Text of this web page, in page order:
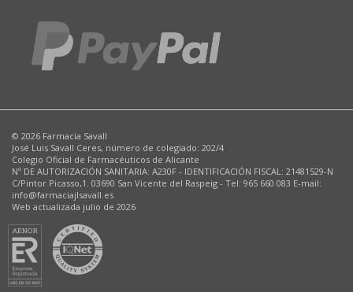
© 2026 Farmacia Savall
José Luis Savall Ceres, número de colegiado: 202/4
Colegio Oficial de Farmacéuticos de Alicante
Nº DE AUTORIZACIÓN SANITARIA: A230F - IDENTIFICACIÓN FISCAL: 21481529-N
C/Pintor Picasso,1. 03690 San Vicente del Raspeig - Tel: 965 660 083 E-mail:
info@farmaciajlsavall.es
Web actualizada julio de 2026